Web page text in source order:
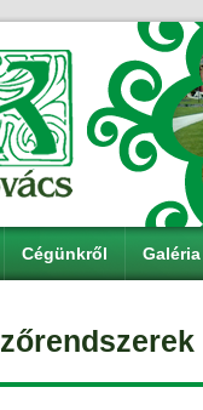
Cégünkről Galéria